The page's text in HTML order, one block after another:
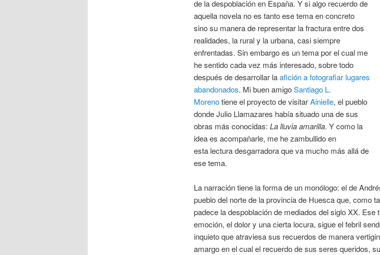
de la despoblación en España. Y si algo recuerdo de
aquella novela no es tanto ese tema en concreto
sino su manera de representar la fractura entre dos
realidades, la rural y la urbana, casi siempre
enfrentadas. Sin embargo es un tema por el cual me
he sentido cada vez más interesado, sobre todo
después de desarrollar laafición a fotografiar lugares
abandonados. Mi buen amigoSantiago L.
Morenotiene el proyecto de visitarAinielle, el pueblo
donde Julio Llamazares había situado una de sus
obras más conocidas: La lluvia amarilla. Y como la
idea es acompañarle, me he zambullido en
esta lectura desgarradora que va mucho más allá de
ese tema.
La narración tiene la forma de un monólogo: el de
pueblo del norte de la provincia de Huesca que, como
padece la despoblación de mediados del siglo XX. Ese
emoción, el dolor y una cierta locura, sigue el febril
inquieto que atraviesa sus recuerdos de manera
amargo en el cual el recuerdo de sus seres queridos,